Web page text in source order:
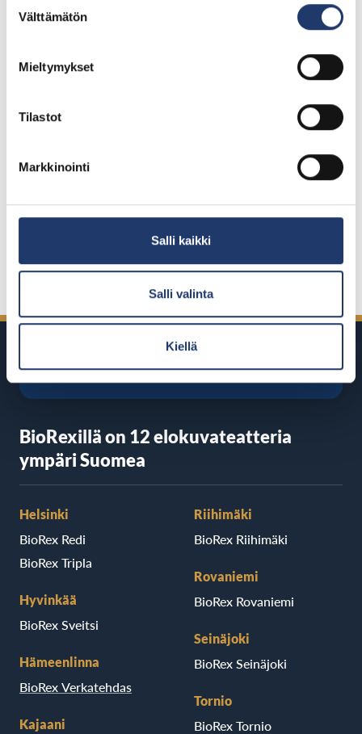
valinta
Välttämätön
Mieltymykset
Tilastot
Markkinointi
Salli kaikki
Salli valinta
Kiellä
Voimassa 5 kk ostohetkestä
Kirjaudu ja osta
BioRexillä on 12 elokuvateatteria
ympäri Suomea
Helsinki
BioRex Redi
BioRex Tripla
Hyvinkää
BioRex Sveitsi
Hämeenlinna
BioRex Verkatehdas
Kajaani
Riihimäki
BioRex Riihimäki
Rovaniemi
BioRex Rovaniemi
Seinäjoki
BioRex Seinäjoki
Tornio
BioRex Tornio